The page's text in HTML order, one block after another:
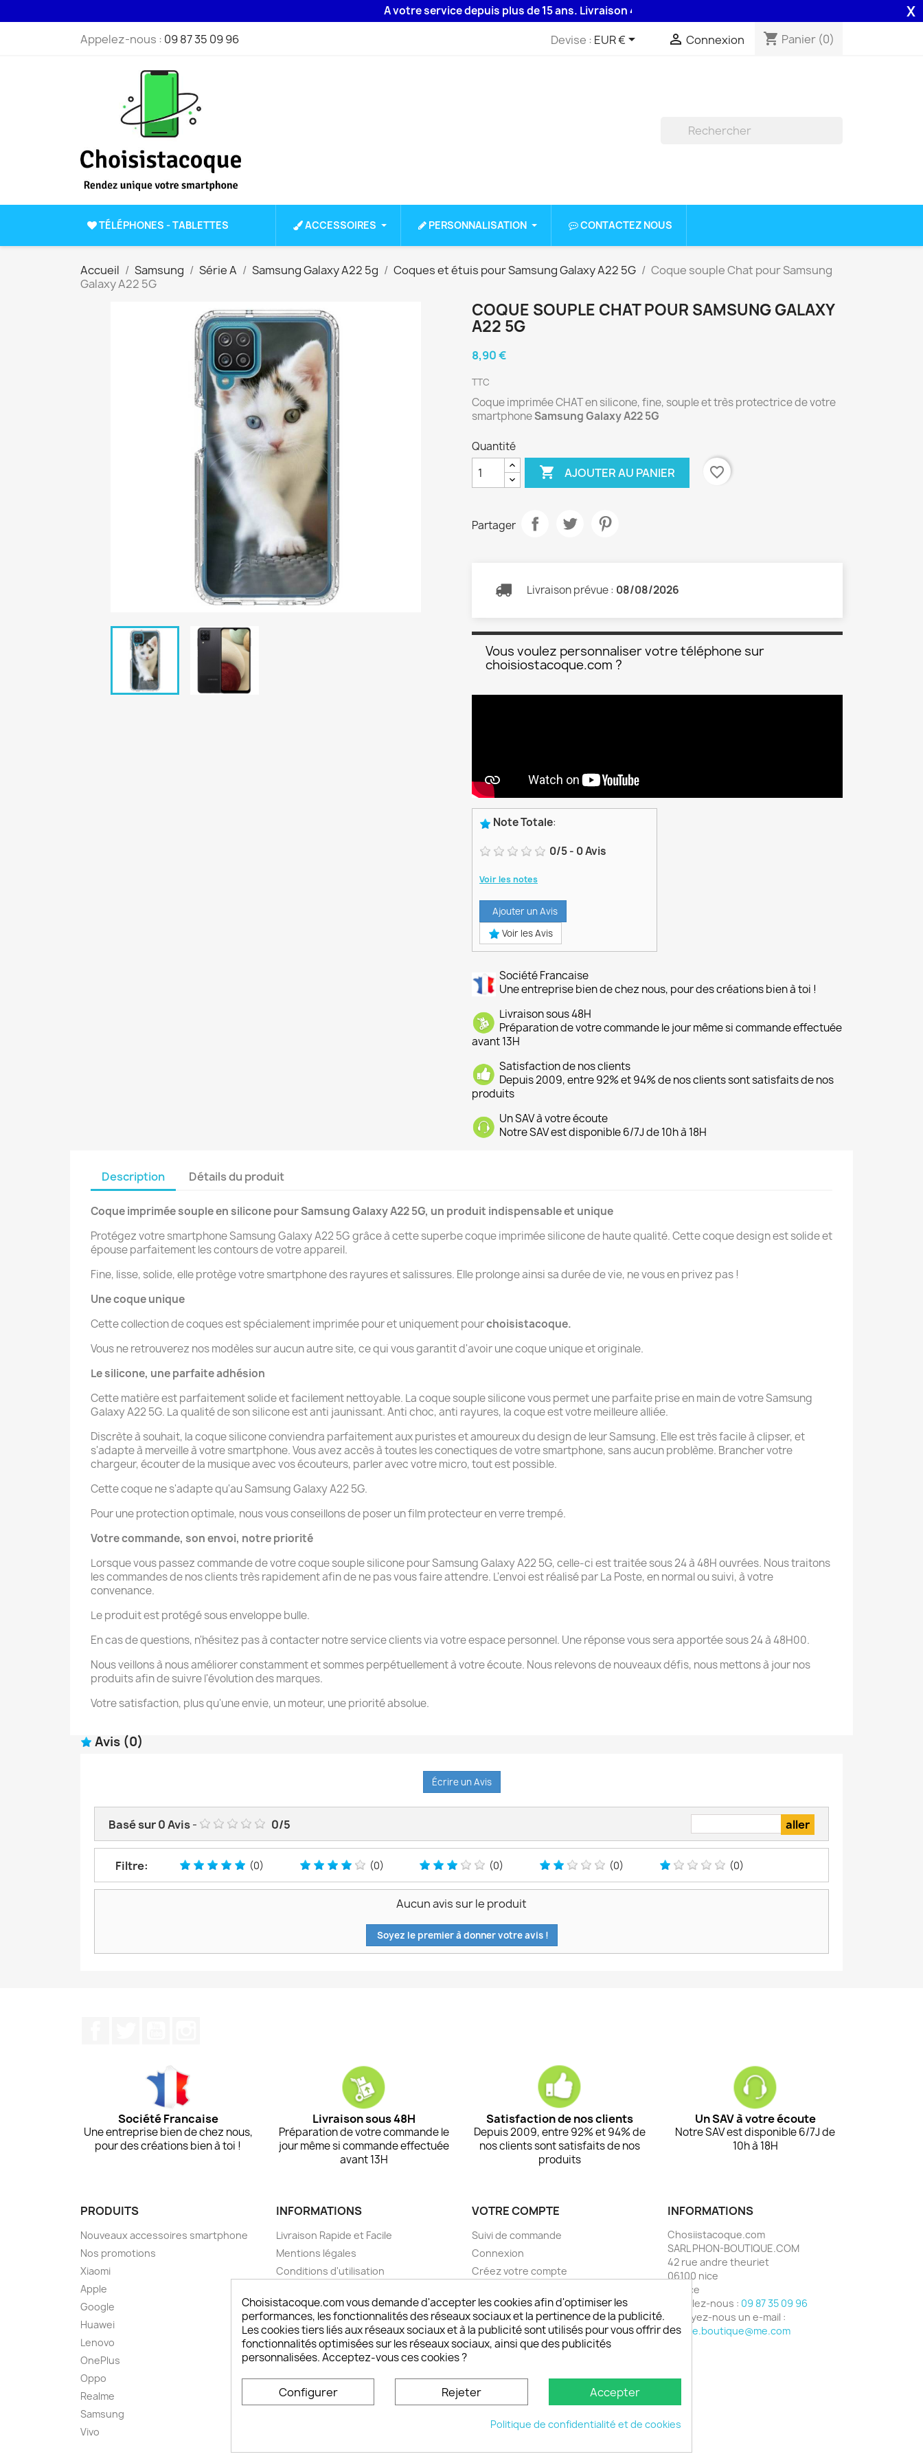
A votre service depuis plus de 15 ans. Livraison 48H assurée par la Poste . X
Appelez-nous : 09 87 35 09 96 Devise : EUR €  Connexion shopping_cart Panier (0)
TÉLÉPHONES - TABLETTES ACCESSOIRES PERSONNALISATION CONTACTEZ NOUS
Accueil Samsung Série A Samsung Galaxy A22 5g Coques et étuis pour Samsung Galaxy A22 5G
Coque souple Chat pour Samsung
Galaxy A22 5G
COQUE SOUPLE CHAT POUR SAMSUNG GALAXY
A22 5G
8,90 €
TTC
Coque imprimée CHAT en silicone, fine, souple et très protectrice de votre
smartphoneSamsung Galaxy A22 5G
Quantité
 AJOUTER AU PANIER favorite_border
Partager
Livraison prévue : 08/08/2026
Vous voulez personnaliser votre téléphone sur
choisiostacoque.com ?
Note Totale:
0/5- 0Avis
Voir les notes
Ajouter un Avis
Voir les Avis
Société Francaise
Une entreprise bien de chez nous, pour des créations bien à toi !
Livraison sous 48H
Préparation de votre commande le jour même si commande effectuée
avant 13H
Satisfaction de nos clients
Depuis 2009, entre 92% et 94% de nos clients sont satisfaits de nos
produits
Un SAV à votre écoute
Notre SAV est disponible 6/7J de 10h à 18H
Description Détails du produit
Coque imprimée souple en silicone pour Samsung Galaxy A22 5G, un produit indispensable et unique
Protégez votre smartphone Samsung Galaxy A22 5G grâce à cette superbe coque imprimée silicone de haute qualité. Cette coque design est solide et
épouse parfaitement les contours de votre appareil.
Fine, lisse, solide, elle protège votre smartphone des rayures et salissures. Elle prolonge ainsi sa durée de vie, ne vous en privez pas !
Une coque unique
Cette collection de coques est spécialement imprimée pour et uniquement pourchoisistacoque.
Vous ne retrouverez nos modèles sur aucun autre site, ce qui vous garantit d'avoir une coque unique et originale.
Le silicone, une parfaite adhésion
Cette matière est parfaitement solide et facilement nettoyable. La coque souple silicone vous permet une parfaite prise en main de votre Samsung
Galaxy A22 5G. La qualité de son silicone est anti jaunissant. Anti choc, anti rayures, la coque est votre meilleure alliée.
Discrète à souhait, la coque silicone conviendra parfaitement aux puristes et amoureux du design de leur Samsung. Elle est très facile à clipser, et
s'adapte à merveille à votre smartphone. Vous avez accès à toutes les conectiques de votre smartphone, sans aucun problème. Brancher votre
chargeur, écouter de la musique avec vos écouteurs, parler avec votre micro, tout est possible.
Cette coque ne s'adapte qu'au Samsung Galaxy A22 5G.
Pour une protection optimale, nous vous conseillons de poser un film protecteur en verre trempé.
Votre commande, son envoi, notre priorité
Lorsque vous passez commande de votre coque souple silicone pour Samsung Galaxy A22 5G, celle-ci est traitée sous 24 à 48H ouvrées. Nous traitons
les commandes de nos clients très rapidement afin de ne pas vous faire attendre. L'envoi est réalisé par La Poste, en normal ou suivi, à votre
convenance.
Le produit est protégé sous enveloppe bulle.
En cas de questions, n'hésitez pas à contacter notre service clients via votre espace personnel. Une réponse vous sera apportée sous 24 à 48H00.
Nous veillons à nous améliorer constamment et sommes perpétuellement à votre écoute. Nous relevons de nouveaux défis, nous mettons à jour nos
produits afin de suivre l'évolution des marques.
Votre satisfaction, plus qu'une envie, un moteur, une priorité absolue.
Avis (0)
Écrire un Avis
Basé sur0Avis- 0/5
Filtre: (0) (0) (0) (0) (0)
Aucun avis sur le produit
Soyez le premier à donner votre avis !
Société Francaise
Une entreprise bien de chez nous,
pour des créations bien à toi !
Livraison sous 48H
Préparation de votre commande le
jour même si commande effectuée
avant 13H
Satisfaction de nos clients
Depuis 2009, entre 92% et 94% de
nos clients sont satisfaits de nos
produits
Un SAV à votre écoute
Notre SAV est disponible 6/7J de
10h à 18H
PRODUITS
Nouveaux accessoires smartphone
Nos promotions
Xiaomi
Apple
Google
Huawei
Lenovo
OnePlus
Oppo
Realme
Samsung
Vivo
INFORMATIONS
Livraison Rapide et Facile
Mentions légales
Conditions d'utilisation
Paiement sécurisé choisistacoque
Retours et remboursements
Livraison DOM TOM et outremer
FAQ choisistacoque
Comment personnaliser son
smartphone
VOTRE COMPTE
Suivi de commande
Connexion
Créez votre compte
INFORMATIONS
Chosiistacoque.com
SARL PHON-BOUTIQUE.COM
42 rue andre theuriet
06100 nice
France
Appelez-nous : 09 87 35 09 96
Envoyez-nous un e-mail :
phone.boutique@me.com
© 2026 - choisistacoque.com
Choisistacoque.com vous demande d'accepter les cookies afin d'optimiser les
performances, les fonctionnalités des réseaux sociaux et la pertinence de la publicité.
Les cookies tiers liés aux réseaux sociaux et à la publicité sont utilisés pour vous offrir des
fonctionnalités optimisées sur les réseaux sociaux, ainsi que des publicités
personnalisées. Acceptez-vous ces cookies ?
Configurer Rejeter Accepter
Politique de confidentialité et de cookies